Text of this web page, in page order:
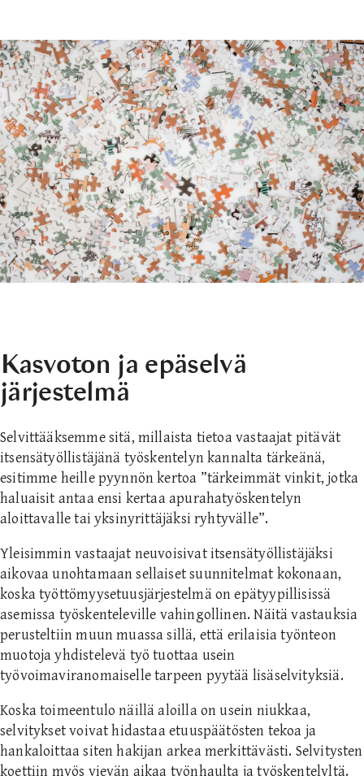
Kasvoton ja epäselvä
järjestelmä
Selvittääksemme sitä, millaista tietoa vastaajat pitävät
itsensätyöllistäjänä työskentelyn kannalta tärkeänä,
esitimme heille pyynnön kertoa ”tärkeimmät vinkit, jotka
haluaisit antaa ensi kertaa apurahatyöskentelyn
aloittavalle tai yksinyrittäjäksi ryhtyvälle”.
Yleisimmin vastaajat neuvoisivat itsensätyöllistäjäksi
aikovaa unohtamaan sellaiset suunnitelmat kokonaan,
koska työttömyysetuusjärjestelmä on epätyypillisissä
asemissa työskenteleville vahingollinen. Näitä vastauksia
perusteltiin muun muassa sillä, että erilaisia työnteon
muotoja yhdistelevä työ tuottaa usein
työvoimaviranomaiselle tarpeen pyytää lisäselvityksiä.
Koska toimeentulo näillä aloilla on usein niukkaa,
selvitykset voivat hidastaa etuuspäätösten tekoa ja
hankaloittaa siten hakijan arkea merkittävästi. Selvitysten
koettiin myös vievän aikaa työnhaulta ja työskentelyltä.